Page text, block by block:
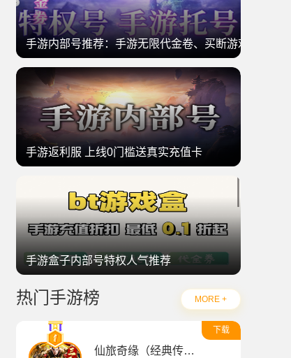
手游内部号推荐：手游无限代金卷、买断游戏
手游返利服 上线0门槛送真实充值卡
手游盒子内部号特权人气推荐
热门手游榜 MORE +
下载
仙旅奇缘（经典传奇三职业）